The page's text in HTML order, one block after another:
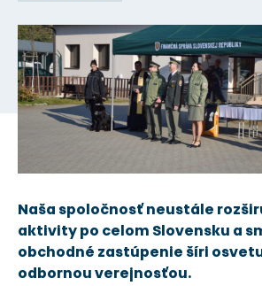
Naša spoločnosť neustále
aktivity po celom Slovensku a
obchodné zastúpenie šíri
odbornou verejnosťou.